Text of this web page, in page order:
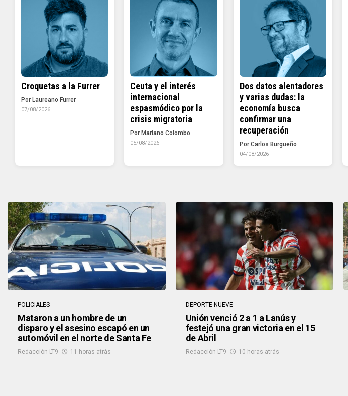
Croquetas a la Furrer
Por Laureano Furrer
07/08/2026
Ceuta y el interés
internacional
espasmódico por la
crisis migratoria
Por Mariano Colombo
05/08/2026
Dos datos alentadores
y varias dudas: la
economía busca
confirmar una
recuperación
Por Carlos Burgueño
04/08/2026
POLICIALES
Mataron a un hombre de un
disparo y el asesino escapó en un
automóvil en el norte de Santa Fe
Redacción LT9 11 horas atrás
DEPORTE NUEVE
Unión venció 2 a 1 a Lanús y
festejó una gran victoria en el 15
de Abril
Redacción LT9 10 horas atrás